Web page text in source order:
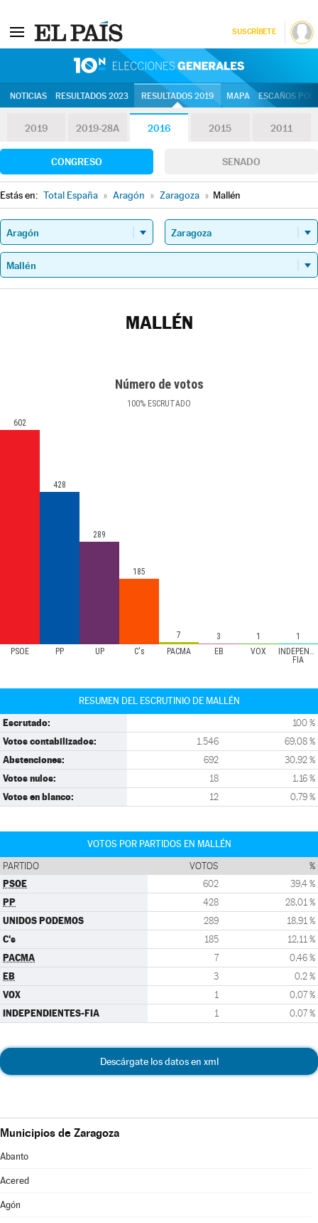
SUSCRÍBETE
NOTICIAS RESULTADOS 2023 RESULTADOS 2019 MAPA ESCAÑOS
2019 2019-28A 2016 2015 2011
CONGRESO SENADO
Estás en: Total España » Aragón » Zaragoza » Mallén
MALLÉN
Número de votos
100% ESCRUTADO
PSOE PP UP C's PACMA EB VOX
FIA
602
428
289
185
7 3 1 1
RESUMEN DEL ESCRUTINIO DE MALLÉN
Escrutado: 100 %
Votos contabilizados: 1.546 69,08 %
Abstenciones: 692 30,92 %
Votos nulos: 18 1,16 %
Votos en blanco: 12 0,79 %
VOTOS POR PARTIDOS EN MALLÉN
PARTIDO VOTOS %
PSOE 602 39,4 %
PP 428 28,01 %
UNIDOS PODEMOS 289 18,91 %
C's 185 12,11 %
PACMA 7 0,46 %
EB 3 0,2 %
VOX 1 0,07 %
INDEPENDIENTES-FIA 1 0,07 %
Descárgate los datos en xml
Municipios de Zaragoza
Abanto
Acered
Agón